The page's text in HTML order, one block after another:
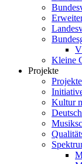
Kleine
Projekte
Projekte
Kultur